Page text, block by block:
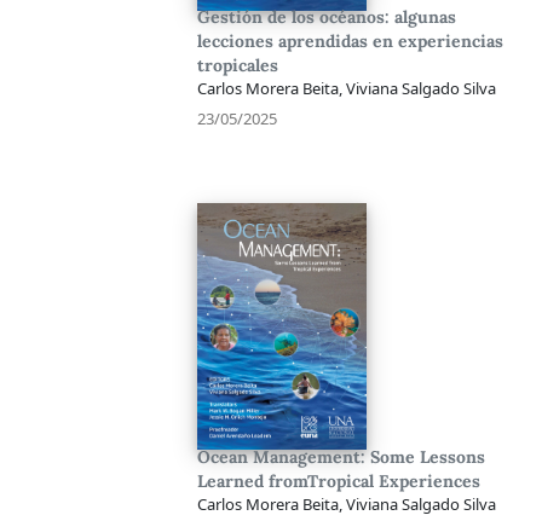
Gestión de los océanos: algunas
lecciones aprendidas en experiencias
tropicales
Carlos Morera Beita, Viviana Salgado Silva
23/05/2025
Ocean Management: Some Lessons
Learned fromTropical Experiences
Carlos Morera Beita, Viviana Salgado Silva